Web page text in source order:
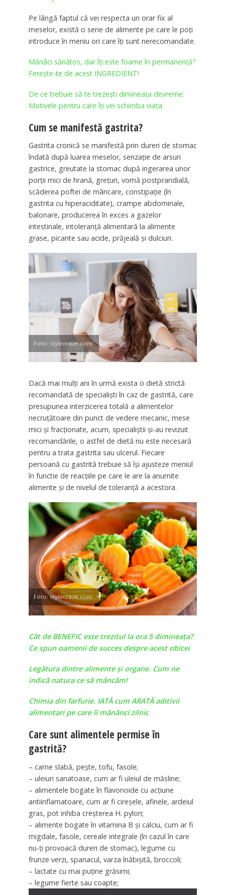
Pe lângă faptul că vei respecta un orar fix al
meselor, există o serie de alimente pe care le poți
introduce în meniu ori care îți sunt nerecomandate.
Mănâci sănătos, dar îți este foame în permanență?
Ferește-te de acest INGREDIENT!
De ce trebuie să te trezeşti dimineaţa devreme:
Motivele pentru care îţi vei schimba viaţa
Cum se manifestă gastrita?
Gastrita cronică se manifestă prin dureri de stomac
îndată după luarea meselor, senzație de arsuri
gastrice, greutate la stomac după ingerarea unor
porții mici de hrană, grețuri, vomă postprandială,
scăderea poftei de mâncare, constipație (în
gastrita cu hiperaciditate), crampe abdominale,
balonare, producerea în exces a gazelor
intestinale, intoleranță alimentară la alimente
grase, picante sau acide, prăjeală și dulciuri.
Foto: stylecraze.com
Dacă mai mulți ani în urmă exista o dietă strictă
recomandată de specialiști în caz de gastrită, care
presupunea interzicerea totală a alimentelor
necruțătoare din punct de vedere mecanic, mese
mici și fracționate, acum, specialiștii și-au revizuit
recomandările, o astfel de dietă nu este necesară
pentru a trata gastrita sau ulcerul. Fiecare
persoană cu gastrită trebuie să își ajusteze meniul
în functie de reacțiile pe care le are la anumite
alimente și de nivelul de toleranță a acestora.
Foto: stylecraze.com
Cât de BENEFIC este trezitul la ora 5 dimineaţa?
Ce spun oamenii de succes despre acest obicei
Legătura dintre alimente și organe. Cum ne
indică natura ce să mâncăm!
Chimia din farfurie. IATĂ cum ARATĂ aditivii
alimentari pe care îi mănânci zilnic
Care sunt alimentele permise în
gastrită?
– carne slabă, pește, tofu, fasole;
– uleiuri sanatoase, cum ar fi uleiul de măsline;
– alimentele bogate în flavonoide cu acțiune
antiinflamatoare, cum ar fi cireșele, afinele, ardeiul
gras, pot inhiba creșterea H. pylori;
– alimente bogate în vitamina B și calciu, cum ar fi
migdale, fasole, cereale integrale (în cazul în care
nu-ți provoacă dureri de stomac), legume cu
frunze verzi, spanacul, varza înăbișită, broccoli;
– lactate cu mai puține grăsimi;
– legume fierte sau coapte;